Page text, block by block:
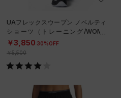
UAフレックスウーブン ノベルティ
ショーツ（トレーニング/WOME
N）
￥3,850 30%OFF
￥5,500